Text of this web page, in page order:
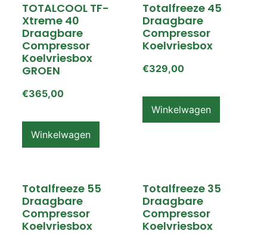
TOTALCOOL TF-
Xtreme 40
Draagbare
Compressor
Koelvriesbox
GROEN
€365,00
Winkelwagen
Totalfreeze 45
Draagbare
Compressor
Koelvriesbox
€329,00
Winkelwagen
Totalfreeze 55
Draagbare
Compressor
Koelvriesbox
Totalfreeze 35
Draagbare
Compressor
Koelvriesbox